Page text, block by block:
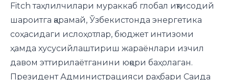
Fitch таҳлилчилари мураккаб глобал иқтисодий
шароитга қарамай, Ўзбекистонда энергетика
соҳасидаги ислоҳотлар, бюджет интизоми
ҳамда хусусийлаштириш жараёнлари изчил
давом эттирилаётганини юқори баҳолаган.
Президент Администрацияси раҳбари Саида